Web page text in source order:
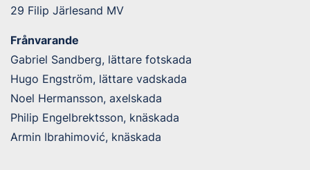
29 Filip Järlesand MV
Frånvarande
Gabriel Sandberg, lättare fotskada
Hugo Engström, lättare vadskada
Noel Hermansson, axelskada
Philip Engelbrektsson, knäskada
Armin Ibrahimović, knäskada